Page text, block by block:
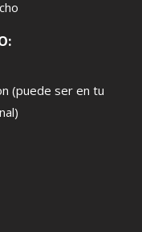
(puede ser en tu